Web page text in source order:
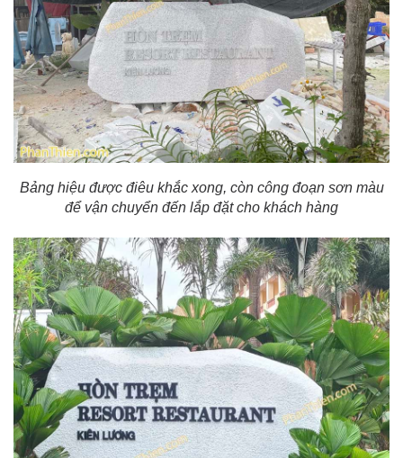
Bảng hiệu được điêu khắc xong, còn công đoạn sơn màu
để vận chuyển đến lắp đặt cho khách hàng